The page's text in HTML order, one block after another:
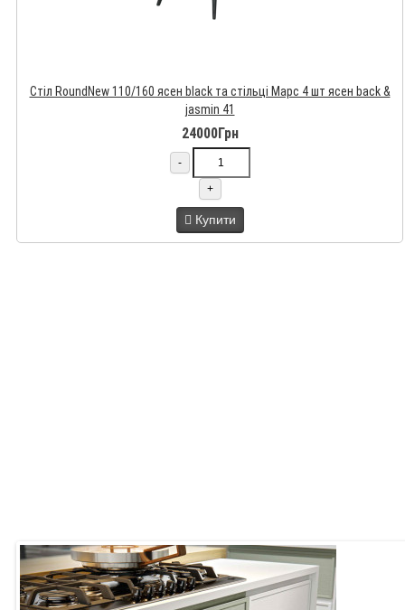
Стіл RoundNew 110/160 ясен black та стільці Марс 4 шт ясен back &
jasmin 41
24000Грн
-
+
Купити